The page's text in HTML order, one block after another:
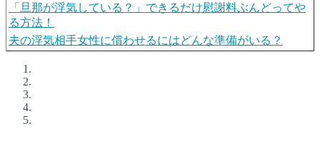
「旦那が浮気している？」できるだけ慰謝料ぶんどってや
る方法！
夫の浮気相手女性に償わせるにはどんな準備がいる？